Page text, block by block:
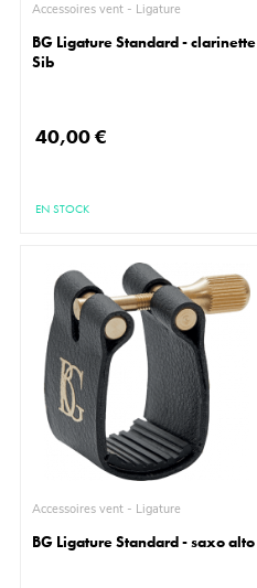
Accessoires vent - Ligature
BG Ligature Standard - clarinette
Sib
40,00 €
EN STOCK
Accessoires vent - Ligature
BG Ligature Standard - saxo alto